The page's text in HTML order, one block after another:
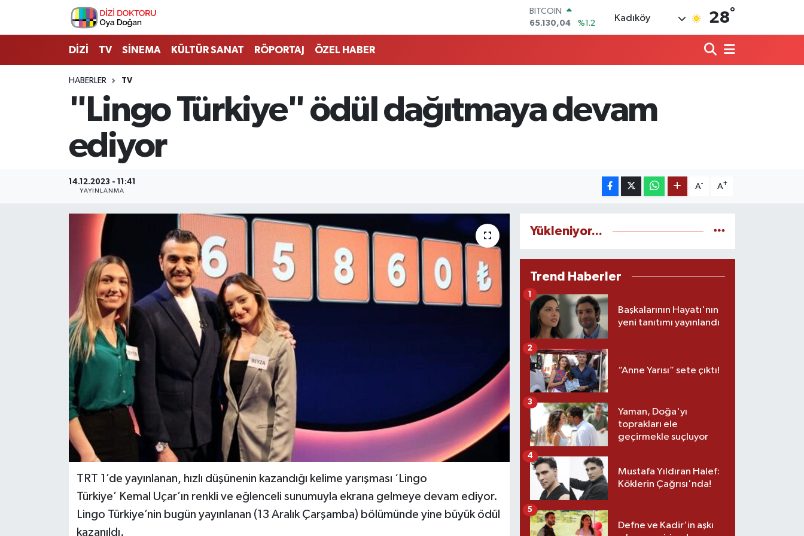
DOLAR
47,7106
%0.17
EURO
%2.59
BİST100
13.773
%-19
Kadıköy 28°
DİZİ TV SİNEMA KÜLTÜR SANAT RÖPORTAJ ÖZEL HABER
HABERLER TV
"Lingo Türkiye" ödül dağıtmaya devam
ediyor
14.12.2023 - 11:41
YAYINLANMA
A- A+
TRT 1’de yayınlanan, hızlı düşünenin kazandığı kelime yarışması ‘Lingo
Türkiye’ Kemal Uçar’ın renkli ve eğlenceli sunumuyla ekrana gelmeye devam ediyor.
Lingo Türkiye’nin bugün yayınlanan (13 Aralık Çarşamba) bölümünde yine büyük ödül
kazanıldı.
Yükleniyor...
Trend Haberler
Başkalarının Hayatı'nın
yeni tanıtımı yayınlandı
1
“Anne Yarısı” sete çıktı!
2
Yaman, Doğa'yı
toprakları ele
geçirmekle suçluyor
3
Mustafa Yıldıran Halef:
Köklerin Çağrısı'nda!
4
Defne ve Kadir'in aşkı
5
İstanbul Nöbetçi Eczaneler
İstanbul Hava Durumu
İstanbul Namaz Vakitleri
İstanbul Trafik Yoğunluk Haritası
Son Dakika Haberleri